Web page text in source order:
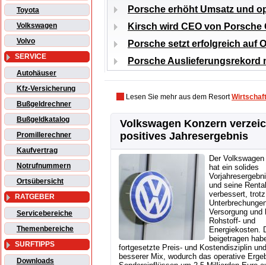
Toyota
Volkswagen
Volvo
SERVICE
Autohäuser
Kfz-Versicherung
Bußgeldrechner
Bußgeldkatalog
Promillerechner
Kaufvertrag
Notrufnummern
Ortsübersicht
RATGEBER
Servicebereiche
Themenbereiche
SURFTIPPS
Downloads
Porsche erhöht Umsatz und
Kirsch wird CEO von
Porsche setzt erfolgreich auf
Porsche Auslieferungsrekord
Lesen Sie mehr aus dem ResortWirtschaft
Volkswagen Konzern
positives Jahresergebnis
Der
hat ein solides
und seine
verbessert, trotz
Versorgung und
Rohstoff- und
Energiekosten.
beigetragen
fortgesetzte Preis- und Kostendisziplin
besserer Mix, wodurch das operative